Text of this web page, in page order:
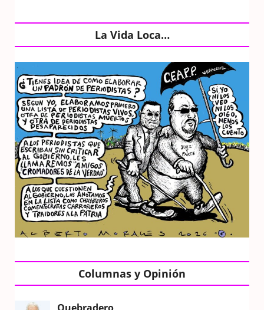
La Vida Loca…
Columnas y Opinión